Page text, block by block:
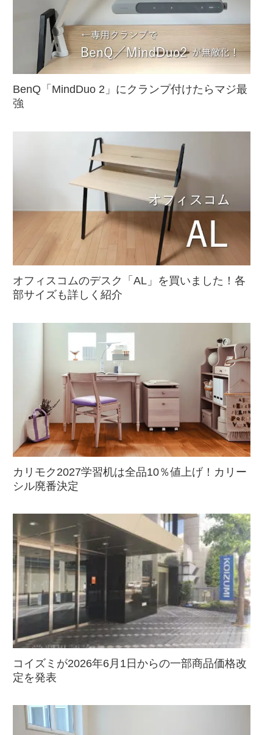
BenQ「MindDuo 2」にクランプ付けたらマジ最
強
オフィスコムのデスク「AL」を買いました！各
部サイズも詳しく紹介
カリモク2027学習机は全品10％値上げ！カリー
シル廃番決定
コイズミが2026年6月1日からの一部商品価格改
定を発表